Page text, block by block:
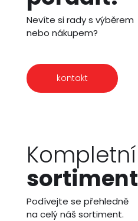
Nevíte si rady s výběrem
nebo nákupem?
kontakt
Kompletní
sortiment
Podívejte se přehledně
na celý náš sortiment.